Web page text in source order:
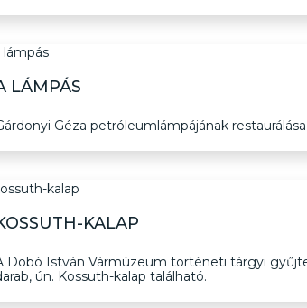
LÁMPÁS
Géza petróleumlámpájának restaurálása
KALAP
Dobó István Vármúzeum történeti tárgyi
ún. Kossuth-kalap található.